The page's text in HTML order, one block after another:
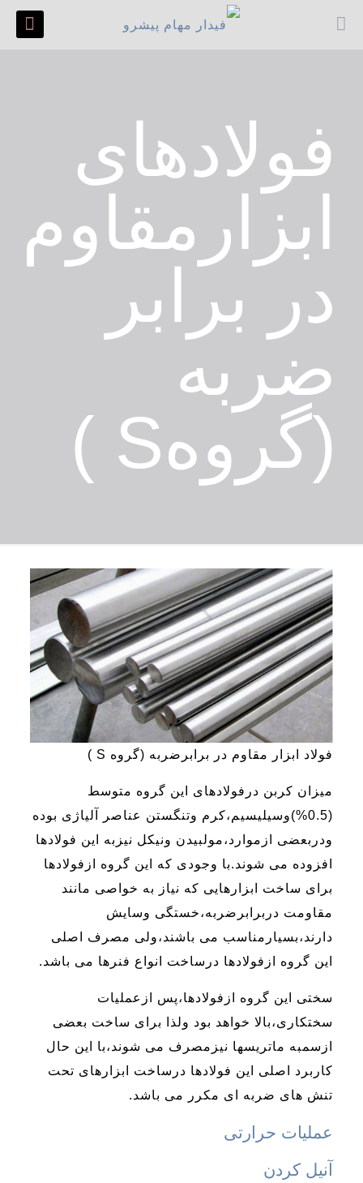
فولادهای
ابزارمقاوم
در برابر
ضربه
(گروهS )
فولاد ابزار مقاوم در برابرضربه (گروه S )
میزان کربن درفولادهای این گروه متوسط
(0.5%)وسیلیسیم،کرم وتنگستن عناصر آلیاژی بوده
ودربعضی ازموارد،مولبیدن ونیکل نیزبه این فولادها
افزوده می شوند.با وجودی که این گروه ازفولادها
برای ساخت ابزارهایی که نیاز به خواصی مانند
مقاومت دربرابرضربه،خستگی وسایش
دارند،بسیارمناسب می باشند،ولی مصرف اصلی
این گروه ازفولادها درساخت انواع فنرها می باشد.
سختی این گروه ازفولادها،پس ازعملیات
سختکاری،بالا خواهد بود ولذا برای ساخت بعضی
ازسمبه ماتریسها نیزمصرف می شوند،با این حال
کاربرد اصلی این فولادها درساخت ابزارهای تحت
تنش های ضربه ای مکرر می باشد.
عملیات حرارتی
آنیل کردن